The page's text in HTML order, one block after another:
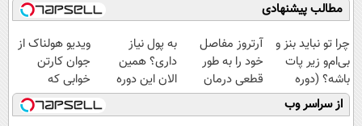
مطالب پیشنهادی
چرا تو نباید بنز و
بی‌ام‌و زیر پات
باشه؟ (دوره
رایگان درآمد
میلیاردی)
آرتروز مفاصل
خود را به طور
قطعی درمان
کنید!
◗پرسش‌نامه◖
به پول نیاز
داری؟ همین
الان این دوره
رایگان رو شرکت
کن تا دیر نشده!
ویدیو هولناک از
جوان کارتن
خوابی که
میلیاردر شد.
آموزش رایگان
از سراسر وب